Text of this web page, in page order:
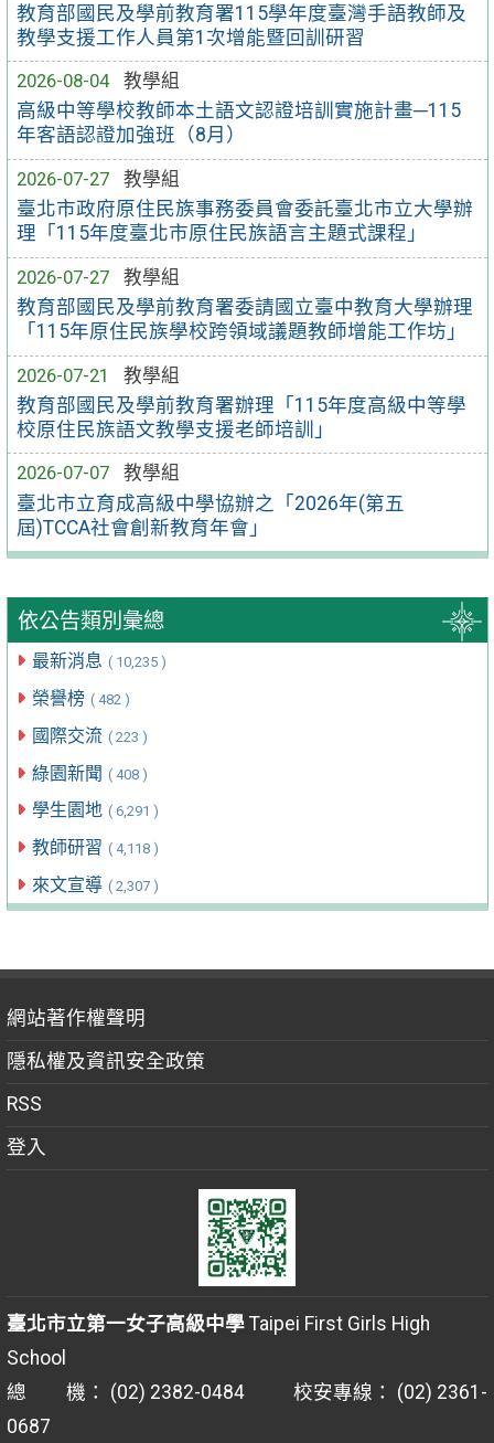
教育部國民及學前教育署115學年度臺灣手語教師及
教學支援工作人員第1次增能暨回訓研習
2026-08-04
教學組
高級中等學校教師本土語文認證培訓實施計畫─115
年客語認證加強班（8月）
2026-07-27
教學組
臺北市政府原住民族事務委員會委託臺北市立大學辦
理「115年度臺北市原住民族語言主題式課程」
2026-07-27
教學組
教育部國民及學前教育署委請國立臺中教育大學辦理
「115年原住民族學校跨領域議題教師增能工作坊」
2026-07-21
教學組
教育部國民及學前教育署辦理「115年度高級中等學
校原住民族語文教學支援老師培訓」
2026-07-07
教學組
臺北市立育成高級中學協辦之「2026年(第五
屆)TCCA社會創新教育年會」
依公告類別彙總
最新消息 ( 10,235 )
榮譽榜 ( 482 )
國際交流 ( 223 )
綠園新聞 ( 408 )
學生園地 ( 6,291 )
教師研習 ( 4,118 )
來文宣導 ( 2,307 )
網站著作權聲明
隱私權及資訊安全政策
RSS
登入
臺北市立第一女子高級中學Taipei First Girls High
School
總 機： (02) 2382-0484 校安專線： (02) 2361-
0687